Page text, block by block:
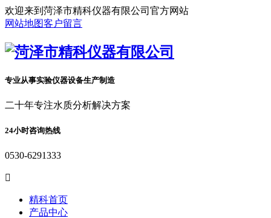
欢迎来到菏泽市精科仪器有限公司官方网站
网站地图客户留言
专业从事实验仪器设备生产制造
二十年专注水质分析解决方案
24小时咨询热线
0530-6291333

精科首页
产品中心